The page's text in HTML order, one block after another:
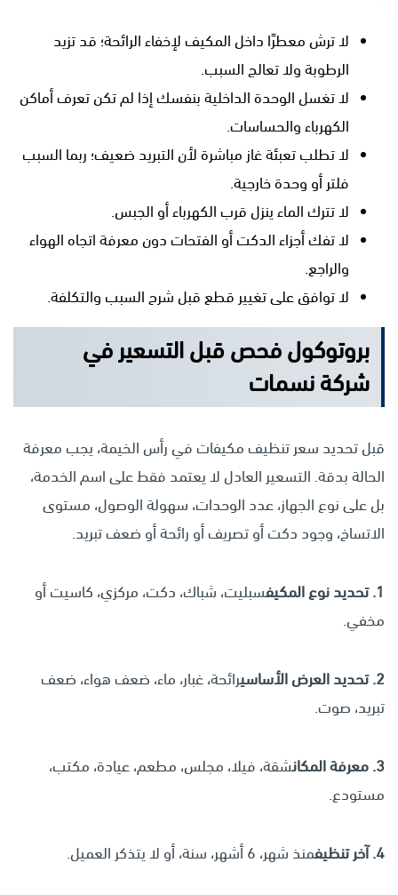
لا ترش معطرًا داخل المكيف لإخفاء الرائحة؛ قد تزيد
الرطوبة ولا تعالج السبب.
لا تغسل الوحدة الداخلية بنفسك إذا لم تكن تعرف أماكن
الكهرباء والحساسات.
لا تطلب تعبئة غاز مباشرة لأن التبريد ضعيف؛ ربما السبب
فلتر أو وحدة خارجية.
لا تترك الماء ينزل قرب الكهرباء أو الجبس.
لا تفك أجزاء الدكت أو الفتحات دون معرفة اتجاه الهواء
والراجع.
لا توافق على تغيير قطع قبل شرح السبب والتكلفة.
بروتوكول فحص قبل التسعير في
شركة نسمات
قبل تحديد سعر تنظيف مكيفات في رأس الخيمة، يجب معرفة
الحالة بدقة. التسعير العادل لا يعتمد فقط على اسم الخدمة،
بل على نوع الجهاز، عدد الوحدات، سهولة الوصول، مستوى
الاتساخ، وجود دكت أو تصريف أو رائحة أو ضعف تبريد.
1. تحديد نوع المكيف
سبليت، شباك، دكت، مركزي، كاسيت أو
مخفي.
2. تحديد العرض الأساسي
رائحة، غبار، ماء، ضعف هواء، ضعف
تبريد، صوت.
3. معرفة المكان
شقة، فيلا، مجلس، مطعم، عيادة، مكتب،
مستودع.
4. آخر تنظيف منذ شهر، 6 أشهر، سنة، أو لا يتذكر العميل.